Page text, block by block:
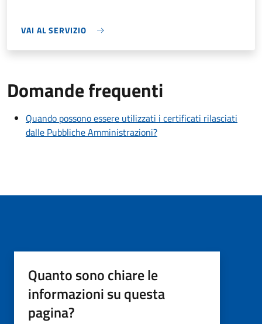
VAI AL SERVIZIO
Domande frequenti
Quando possono essere utilizzati i certificati rilasciati
dalle Pubbliche Amministrazioni?
Quanto sono chiare le
informazioni su questa
pagina?